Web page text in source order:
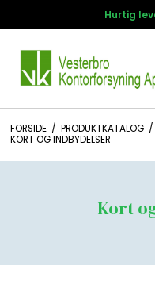
FORSIDE / PRODUKTKATALOG /
KORT OG INDBYDELSER
Kort